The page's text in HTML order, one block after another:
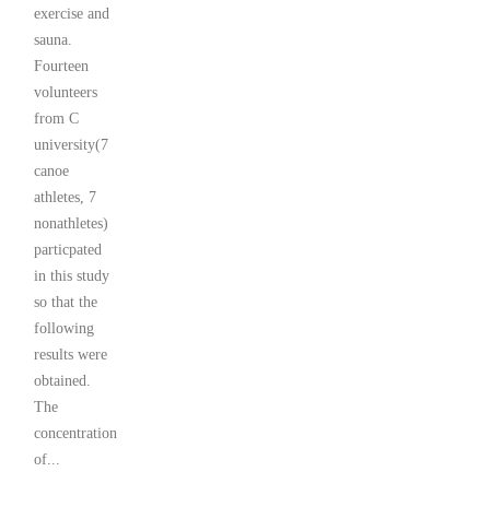
exercise and
sauna.
Fourteen
volunteers
from C
university(7
canoe
athletes, 7
nonathletes)
particpated
in this study
so that the
following
results were
obtained.
The
concentration
of...